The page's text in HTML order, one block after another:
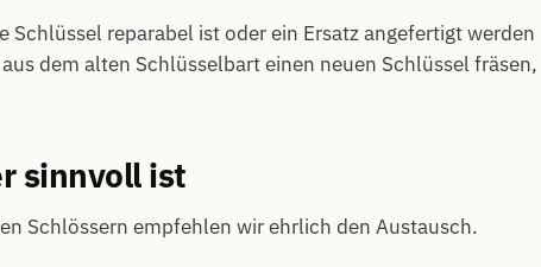
reparabel ist oder ein Ersatz angefertigt werden
dem alten Schlüsselbart einen neuen Schlüssel fräsen,
sinnvoll ist
Schlössern empfehlen wir ehrlich den Austausch.